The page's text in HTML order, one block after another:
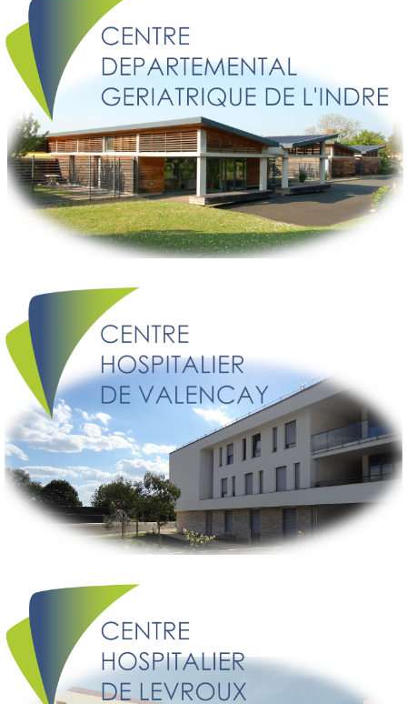
ACCÈS AU SITE INTERNET
VOUS ÊTES SUR LE SITE INTERNET DU CH DE
VALENÇAY